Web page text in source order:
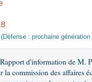
: prochaine
d'information de M.
la commission des affaires